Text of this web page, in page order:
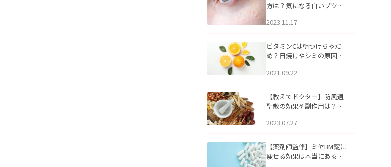
方は？気になる白いブツブ
アについて
2023.11.17
ビタミンCは朝つけちゃだ
め？日焼けやシミの原因に
2021.09.22
【教えてドクター】防風通
聖散の効果や副作用は？長
2023.07.27
【薬剤師監修】ミヤBM錠に
痩せる効果は本当にある